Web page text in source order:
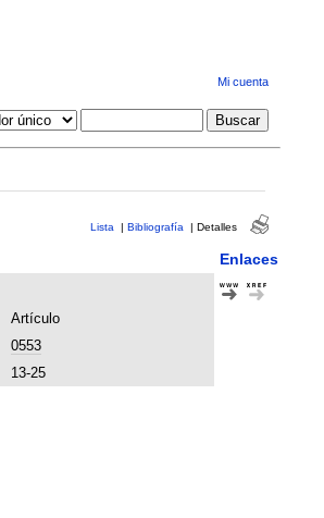
Mi cuenta
Lista | Bibliografía | Detalles
Enlaces
Artículo
0553
13-25